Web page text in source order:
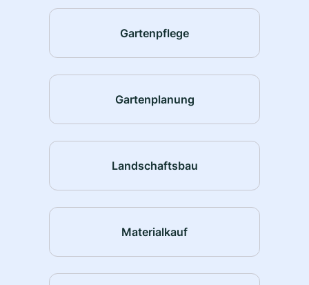
Gartenpflege
Gartenplanung
Landschaftsbau
Materialkauf